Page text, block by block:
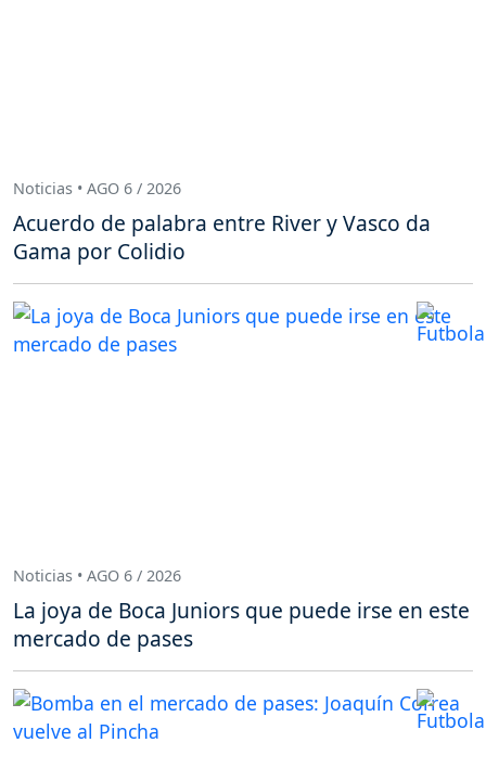
Noticias • AGO 6 / 2026
Acuerdo de palabra entre River y Vasco da
Gama por Colidio
Noticias • AGO 6 / 2026
La joya de Boca Juniors que puede irse en este
mercado de pases